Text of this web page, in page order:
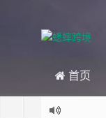
首页